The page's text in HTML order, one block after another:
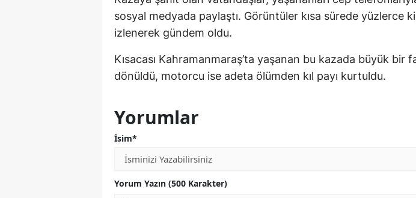
sosyal medyada paylaştı. Görüntüler kısa sürede yüzlerce
izlenerek gündem oldu.
Kısacası Kahramanmaraş’ta yaşanan bu kazada büyük bir
dönüldü, motorcu ise adeta ölümden kıl payı kurtuldu.
Yorumlar
İsim*
Yorum Yazın (500 Karakter)